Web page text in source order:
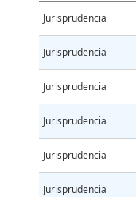
Jurisprudencia
Jurisprudencia
Jurisprudencia
Jurisprudencia
Jurisprudencia
Jurisprudencia